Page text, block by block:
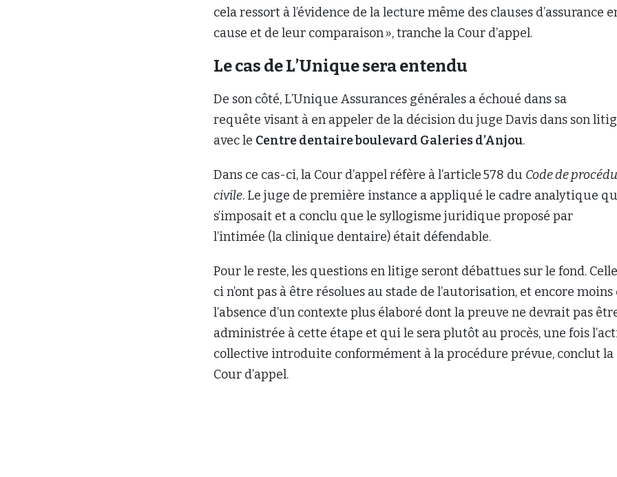
cela ressort à l’évidence de la lecture même des clauses d’assurance
cause et de leur comparaison », tranche la Cour d’appel.
Le cas de L’Unique sera entendu
De son côté, L’Unique Assurances générales a échoué dans sa
requête visant à en appeler de la décision du juge Davis dans son
avec le Centre dentaire boulevard Galeries d’Anjou.
Dans ce cas-ci, la Cour d’appel réfère à l’article 578 du Code de
civile. Le juge de première instance a appliqué le cadre analytique
s’imposait et a conclu que le syllogisme juridique proposé par
l’intimée (la clinique dentaire) était défendable.
Pour le reste, les questions en litige seront débattues sur le fond.
ci n’ont pas à être résolues au stade de l’autorisation, et encore moins
l’absence d’un contexte plus élaboré dont la preuve ne devrait pas
administrée à cette étape et qui le sera plutôt au procès, une fois
collective introduite conformément à la procédure prévue, conclut la
Cour d’appel.